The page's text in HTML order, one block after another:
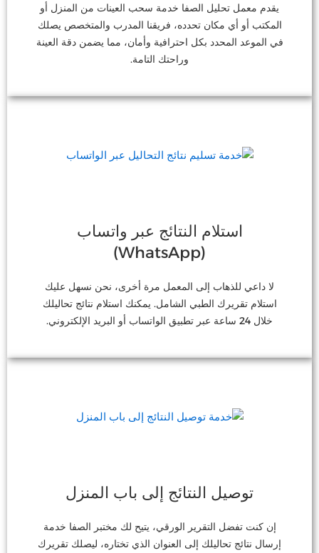
يقدم معمل تحليل الصفا خدمة سحب العينات من المنزل أو
المكتب أو أي مكان تحدده، فريقنا المدرب والمتخصص يصلك
في الموعد المحدد بكل احترافية وأمان، مما يضمن دقة العينة
وراحتك التامة.
استلام النتائج عبر واتساب
(WhatsApp)
لا داعي للذهاب إلى المعمل مرة أخرى، نحن نسهل عليك
استلام تقريرك الطبي الشامل. يمكنك استلام نتائج تحاليلك
خلال 24 ساعة عبر تطبيق الواتساب أو البريد الإلكتروني.
توصيل النتائج إلى باب المنزل
إن كنت تفضل التقرير الورقي، يتيح لك مختبر الصفا خدمة
إرسال نتائج تحاليلك إلى العنوان الذي تختاره، ليصلك تقريرك